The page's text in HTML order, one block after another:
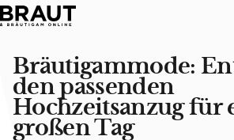
Bräutigammode: Entdecke den
Bräutigammode:
den passenden
Hochzeitsanzug für
großen Tag